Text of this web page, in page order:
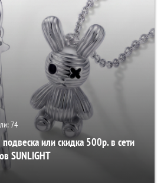
74
или скидка 500р. в сети
SUNLIGHT